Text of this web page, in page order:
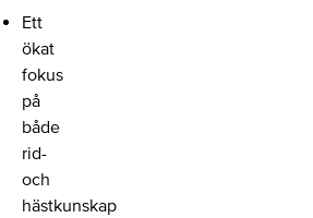
Ett
ökat
fokus
på
både
rid-
och
hästkunskap